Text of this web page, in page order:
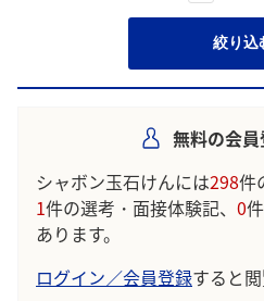
絞り込
無料の会
シャボン玉石けんには298件
1件の選考・面接体験記、 0
あります。
ログイン／会員登録すると閲